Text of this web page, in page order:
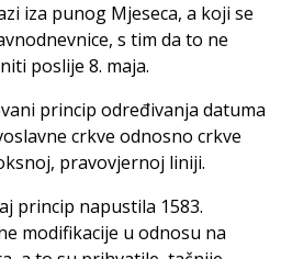
iza punog Mjeseca, a koji se
s tim da to ne
poslije 8. maja.
princip određivanja datuma
crkve odnosno crkve
pravovjernoj liniji.
princip napustila 1583.
modifikacije u odnosu na